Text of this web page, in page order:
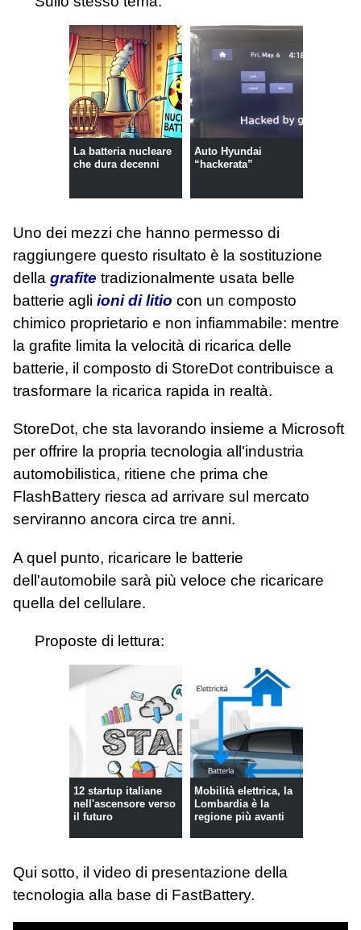
La batteria nucleare
che dura decenni
Auto Hyundai
“hackerata”
Uno dei mezzi che hanno permesso di
raggiungere questo risultato è la sostituzione
della grafite tradizionalmente usata belle
batterie agli ioni di litio con un composto
chimico proprietario e non infiammabile: mentre
la grafite limita la velocità di ricarica delle
batterie, il composto di StoreDot contribuisce a
trasformare la ricarica rapida in realtà.
StoreDot, che sta lavorando insieme a Microsoft
per offrire la propria tecnologia all'industria
automobilistica, ritiene che prima che
FlashBattery riesca ad arrivare sul mercato
serviranno ancora circa tre anni.
A quel punto, ricaricare le batterie
dell'automobile sarà più veloce che ricaricare
quella del cellulare.
Proposte di lettura:
12 startup italiane
nell'ascensore verso
il futuro
Mobilità elettrica, la
Lombardia è la
regione più avanti
Qui sotto, il video di presentazione della
tecnologia alla base di FastBattery.